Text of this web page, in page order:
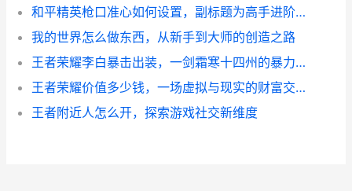
和平精英枪口准心如何设置，副标题为高手进阶的精准秘诀
我的世界怎么做东西，从新手到大师的创造之路
王者荣耀李白暴击出装，一剑霜寒十四州的暴力美学
王者荣耀价值多少钱，一场虚拟与现实的财富交响
王者附近人怎么开，探索游戏社交新维度